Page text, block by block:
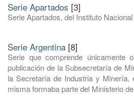
Serie Apartados [3]
Serie Apartados, del Instituto
Serie Argentina [8]
Serie que comprende únicamente
publicación de la Subsecretaría de
la Secretaría de Industria y
misma formaba parte del Ministerio